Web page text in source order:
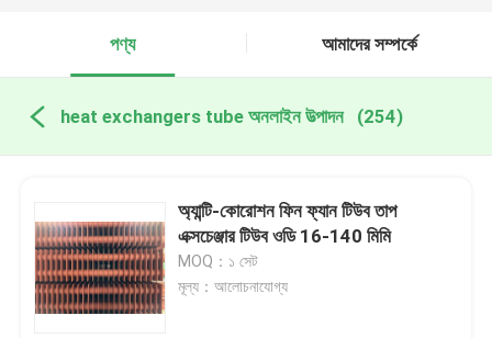
পণ্য আমাদের সম্পর্কে
heat exchangers tube অনলাইন উত্পাদন (254)
অ্যান্টি-কোরোশন ফিন ফ্যান টিউব তাপ
এক্সচেঞ্জার টিউব ওডি 16-140 মিমি
MOQ：১ সেট
মূল্য：আলোচনাযোগ্য